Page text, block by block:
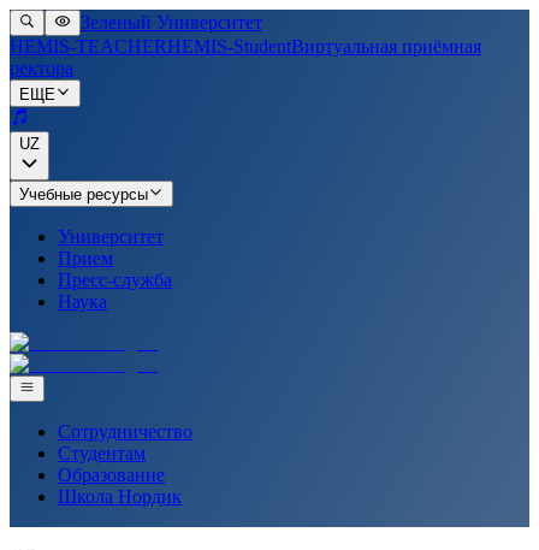
Зеленый Университет
HEMIS-TEACHERHEMIS-StudentВиртуальная приёмная
ректора
ЕЩЕ
UZ
Учебные ресурсы
Университет
Прием
Пресс-служба
Наука
Сотрудничество
Студентам
Образование
Школа Нордик